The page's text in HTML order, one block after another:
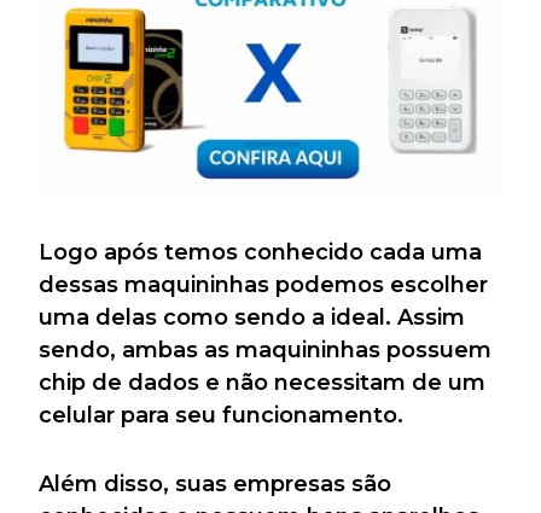
Logo após temos conhecido cada uma
dessas maquininhas podemos escolher
uma delas como sendo a ideal. Assim
sendo, ambas as maquininhas possuem
chip de dados e não necessitam de um
celular para seu funcionamento.
Além disso, suas empresas são